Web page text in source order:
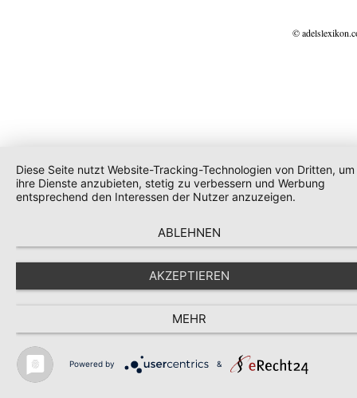
©
Diese Seite nutzt Website-Tracking-Technologien von Dritten, um
ihre Dienste anzubieten, stetig zu verbessern und Werbung
entsprechend den Interessen der Nutzer anzuzeigen.
ABLEHNEN
AKZEPTIEREN
MEHR
Powered by &